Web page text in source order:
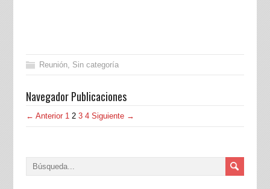
Reunión, Sin categoría
Navegador Publicaciones
← Anterior 1 2 3 4 Siguiente →